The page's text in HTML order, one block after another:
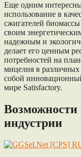
Еще одним
использование в
сжигателей
своим
надежным и
делает его ценным
потребностей на
мицелия в различных
собой
мире Satisfactory.
Возможности
индустрии